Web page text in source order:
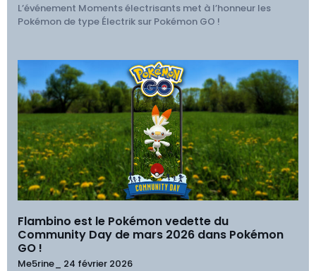
L’événement Moments électrisants met à l’honneur les
Pokémon de type Électrik sur Pokémon GO !
Flambino est le Pokémon vedette du
Community Day de mars 2026 dans Pokémon
GO !
Me5rine_ 24 février 2026